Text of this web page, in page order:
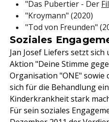
"Das Pubertier - Der
"Kroymann" (2020)
"Tod von Freunden"
Soziales
Jan Josef Liefers setzt
Aktion "Deine Stimme
Organisation "ONE" sowie
sich für die Behandlung
Kinderkrankheit stark
Für sein soziales